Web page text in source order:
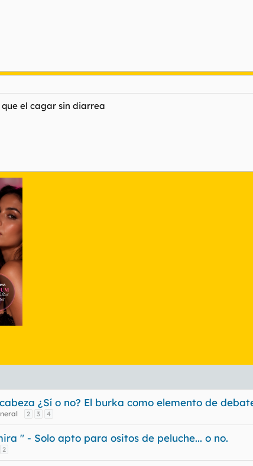
que el cagar sin diarrea
¿Sí o no? El burka como elemento de
2 3 4
" - Solo apto para ositos de peluche... o no.
2